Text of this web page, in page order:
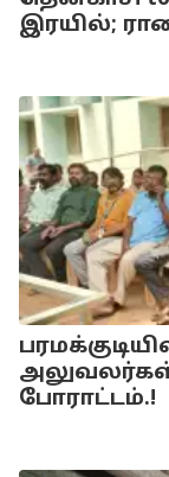
இரயில்;
அலுவலர்கள்
போராட்டம்.!